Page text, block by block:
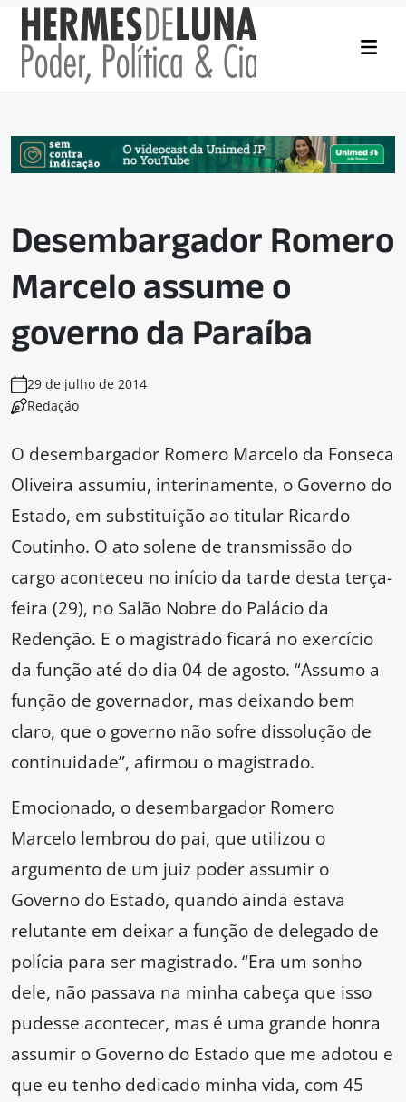
Desembargador Romero
Marcelo assume o
governo da Paraíba
29 de julho de 2014
Redação
O desembargador Romero Marcelo da Fonseca
Oliveira assumiu, interinamente, o Governo do
Estado, em substituição ao titular Ricardo
Coutinho. O ato solene de transmissão do
cargo aconteceu no início da tarde desta terça-
feira (29), no Salão Nobre do Palácio da
Redenção. E o magistrado ficará no exercício
da função até do dia 04 de agosto. “Assumo a
função de governador, mas deixando bem
claro, que o governo não sofre dissolução de
continuidade”, afirmou o magistrado.
Emocionado, o desembargador Romero
Marcelo lembrou do pai, que utilizou o
argumento de um juiz poder assumir o
Governo do Estado, quando ainda estava
relutante em deixar a função de delegado de
polícia para ser magistrado. “Era um sonho
dele, não passava na minha cabeça que isso
pudesse acontecer, mas é uma grande honra
assumir o Governo do Estado que me adotou e
que eu tenho dedicado minha vida, com 45